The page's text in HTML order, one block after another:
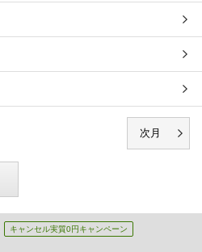
キャンセル実質0円キャンペーン